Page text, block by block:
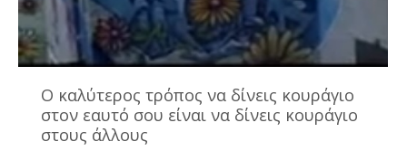
Ο καλύτερος τρόπος να δίνεις κουράγιο
στον εαυτό σου είναι να δίνεις κουράγιο
στους άλλους